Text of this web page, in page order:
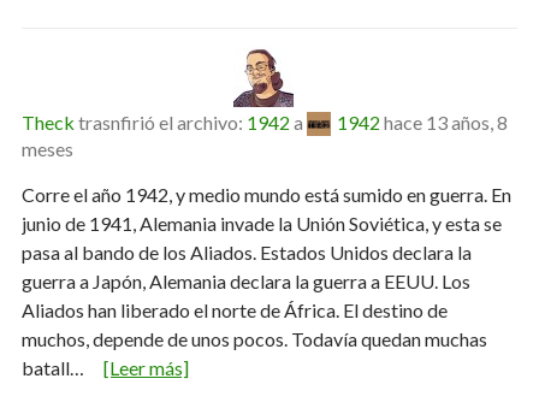
Theck trasnfirió el archivo: 1942 a 1942 hace 13 años, 8
meses
Corre el año 1942, y medio mundo está sumido en guerra. En
junio de 1941, Alemania invade la Unión Soviética, y esta se
pasa al bando de los Aliados. Estados Unidos declara la
guerra a Japón, Alemania declara la guerra a EEUU. Los
Aliados han liberado el norte de África. El destino de
muchos, depende de unos pocos. Todavía quedan muchas
batall…
[Leer más]